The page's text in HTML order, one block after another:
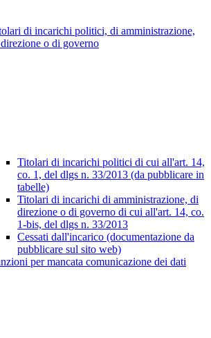
di incarichi politici, di amministrazione,
o di governo
Titolari di incarichi politici di cui all'art. 14,
co. 1, del dlgs n. 33/2013 (da pubblicare in
tabelle)
Titolari di incarichi di amministrazione, di
direzione o di governo di cui all'art. 14, co.
1-bis, del dlgs n. 33/2013
Cessati dall'incarico (documentazione da
pubblicare sul sito web)
per mancata comunicazione dei dati